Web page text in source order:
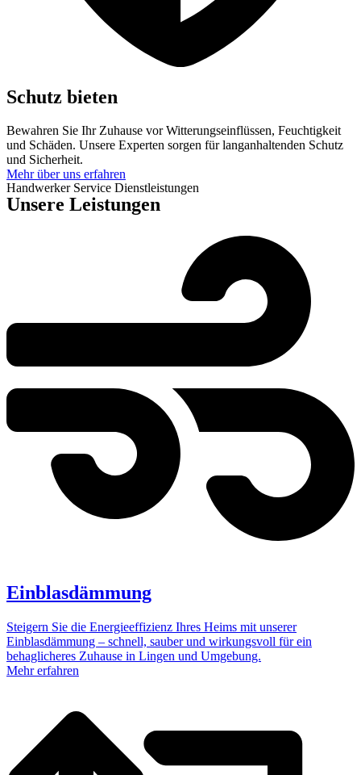
Schutz bieten
Bewahren Sie Ihr Zuhause vor Witterungseinflüssen, Feuchtigkeit
und Schäden. Unsere Experten sorgen für langanhaltenden Schutz
und Sicherheit.
Mehr über uns erfahren
Handwerker Service Dienstleistungen
Unsere Leistungen
Einblasdämmung
Steigern Sie die Energieeffizienz Ihres Heims mit unserer
Einblasdämmung – schnell, sauber und wirkungsvoll für ein
behaglicheres Zuhause in Lingen und Umgebung.
Mehr erfahren